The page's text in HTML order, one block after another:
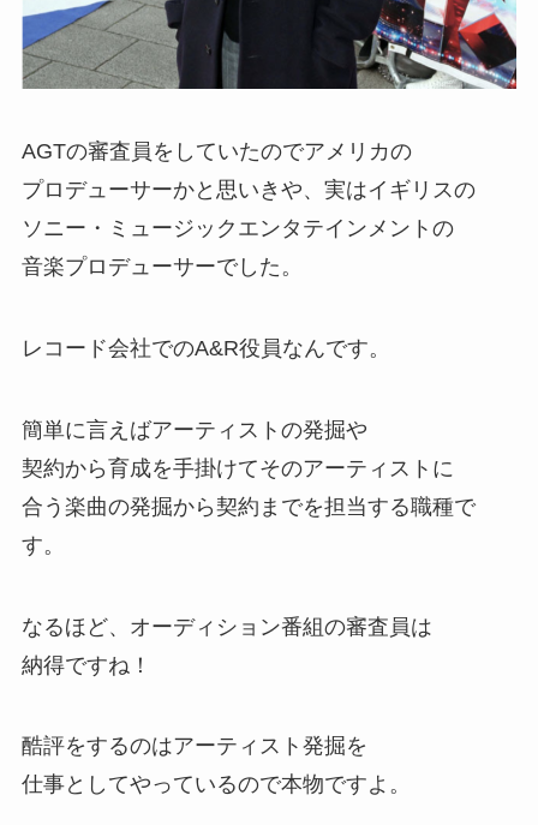
AGTの審査員をしていたのでアメリカの
プロデューサーかと思いきや、実はイギリスの
ソニー・ミュージックエンタテインメントの
音楽プロデューサーでした。
レコード会社でのA&R役員なんです。
簡単に言えばアーティストの発掘や
契約から育成を手掛けてそのアーティストに
合う楽曲の発掘から契約までを担当する職種で
す。
なるほど、オーディション番組の審査員は
納得ですね！
酷評をするのはアーティスト発掘を
仕事としてやっているので本物ですよ。